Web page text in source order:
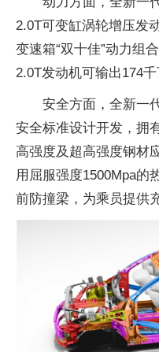
2.0T可变缸涡轮增压发
变速箱“双十佳”动力组
2.0T发动机可输出174千
安全方面，全新一
安全标准设计开发，拥
高强度及超高强度钢材
用屈服强度1500Mpa的
前防撞梁，为乘员提供